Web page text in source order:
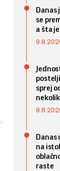
Danas
se
a šta
sprej
Danas
na
raste